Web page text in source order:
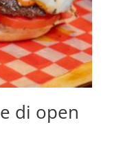
di open